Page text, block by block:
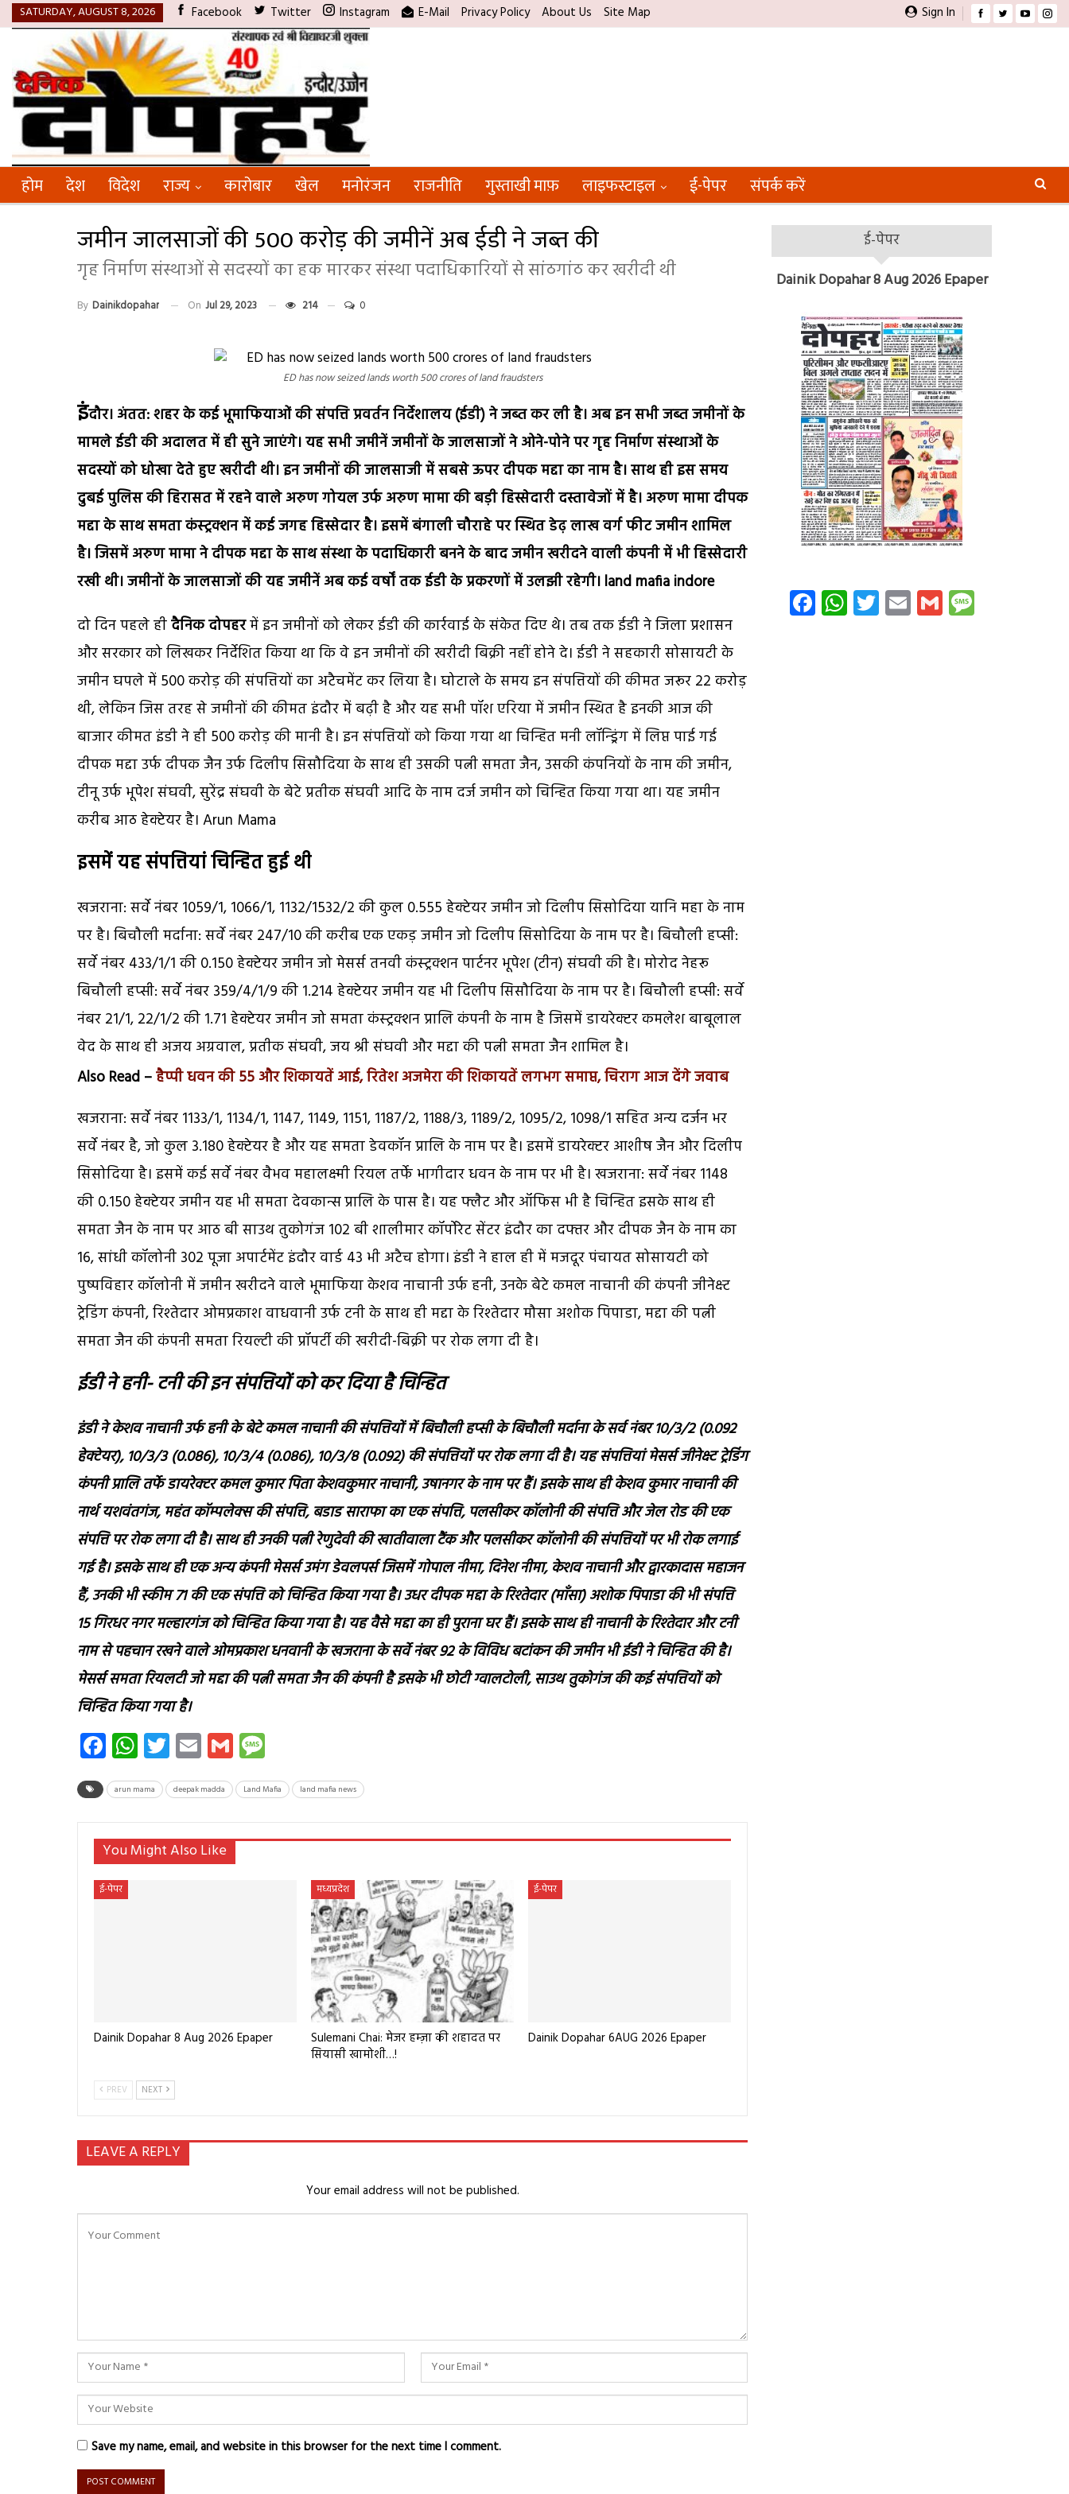
Sign In
SATURDAY, AUGUST 8, 2026 Facebook Twitter Instagram E-Mail Privacy Policy About Us Site Map
होम देश विदेश राज्य कारोबार खेल मनोरंजन राजनीति गुस्ताखी माफ़ लाइफस्टाइल ई-पेपर संपर्क करें
जमीन जालसाजों की 500 करोड़ की जमीनें अब ईडी ने जब्त की
गृह निर्माण संस्थाओं से सदस्यों का हक मारकर संस्था पदाधिकारियों से सांठगांठ कर खरीदी थी
By Dainikdopahar On Jul 29, 2023 214 0
ED has now seized lands worth 500 crores of land fraudsters
इंदौर। अंतत: शहर के कई भूमाफियाओं की संपत्ति प्रवर्तन निर्देशालय (ईडी) ने जब्त कर ली है। अब इन सभी जब्त जमीनों के
मामले ईडी की अदालत में ही सुने जाएंगे। यह सभी जमीनें जमीनों के जालसाजों ने ओने-पोने पर गृह निर्माण संस्थाओं के
सदस्यों को धोखा देते हुए खरीदी थी। इन जमीनों की जालसाजी में सबसे ऊपर दीपक मद्दा का नाम है। साथ ही इस समय
दुबई पुलिस की हिरासत में रहने वाले अरुण गोयल उर्फ अरुण मामा की बड़ी हिस्सेदारी दस्तावेजों में है। अरुण मामा दीपक
मद्दा के साथ समता कंस्ट्रक्शन में कई जगह हिस्सेदार है। इसमें बंगाली चौराहे पर स्थित डेढ़ लाख वर्ग फीट जमीन शामिल
है। जिसमें अरुण मामा ने दीपक मद्दा के साथ संस्था के पदाधिकारी बनने के बाद जमीन खरीदने वाली कंपनी में भी हिस्सेदारी
रखी थी। जमीनों के जालसाजों की यह जमीनें अब कई वर्षों तक ईडी के प्रकरणों में उलझी रहेगी। land mafia indore
दो दिन पहले हीदैनिक दोपहरमें इन जमीनों को लेकर ईडी की कार्रवाई के संकेत दिए थे। तब तक ईडी ने जिला प्रशासन
और सरकार को लिखकर निर्देशित किया था कि वे इन जमीनों की खरीदी बिक्री नहीं होने दे। ईडी ने सहकारी सोसायटी के
जमीन घपले में 500 करोड़ की संपत्तियों का अटैचमेंट कर लिया है। घोटाले के समय इन संपत्तियों की कीमत जरूर 22 करोड़
थी, लेकिन जिस तरह से जमीनों की कीमत इंदौर में बढ़ी है और यह सभी पॉश एरिया में जमीन स्थित है इनकी आज की
बाजार कीमत इंडी ने ही 500 करोड़ की मानी है। इन संपत्तियों को किया गया था चिन्हित मनी लॉन्ड्रिंग में लिप्त पाई गई
दीपक मद्दा उर्फ दीपक जैन उर्फ दिलीप सिसौदिया के साथ ही उसकी पत्नी समता जैन, उसकी कंपनियों के नाम की जमीन,
टीनू उर्फ भूपेश संघवी, सुरेंद्र संघवी के बेटे प्रतीक संघवी आदि के नाम दर्ज जमीन को चिन्हित किया गया था। यह जमीन
करीब आठ हेक्टेयर है। Arun Mama
इसमें यह संपत्तियां चिन्हित हुई थी
खजराना: सर्वे नंबर 1059/1, 1066/1, 1132/1532/2 की कुल 0.555 हेक्टेयर जमीन जो दिलीप सिसोदिया यानि महा के नाम
पर है। बिचौली मर्दाना: सर्वे नंबर 247/10 की करीब एक एकड़ जमीन जो दिलीप सिसोदिया के नाम पर है। बिचौली हप्सी:
सर्वे नंबर 433/1/1 की 0.150 हेक्टेयर जमीन जो मेसर्स तनवी कंस्ट्रक्शन पार्टनर भूपेश (टीन) संघवी की है। मोरोद नेहरू
बिचौली हप्सी: सर्वे नंबर 359/4/1/9 की 1.214 हेक्टेयर जमीन यह भी दिलीप सिसौदिया के नाम पर है। बिचौली हप्सी: सर्वे
नंबर 21/1, 22/1/2 की 1.71 हेक्टेयर जमीन जो समता कंस्ट्रक्शन प्रालि कंपनी के नाम है जिसमें डायरेक्टर कमलेश बाबूलाल
वेद के साथ ही अजय अग्रवाल, प्रतीक संघवी, जय श्री संघवी और मद्दा की पत्नी समता जैन शामिल है।
Also Read –हैप्पी धवन की 55 और शिकायतें आई, रितेश अजमेरा की शिकायतें लगभग समाप्त, चिराग आज देंगे जवाब
खजराना: सर्वे नंबर 1133/1, 1134/1, 1147, 1149, 1151, 1187/2, 1188/3, 1189/2, 1095/2, 1098/1 सहित अन्य दर्जन भर
सर्वे नंबर है, जो कुल 3.180 हेक्टेयर है और यह समता डेवकॉन प्रालि के नाम पर है। इसमें डायरेक्टर आशीष जैन और दिलीप
सिसोदिया है। इसमें कई सर्वे नंबर वैभव महालक्ष्मी रियल तर्फे भागीदार धवन के नाम पर भी है। खजराना: सर्वे नंबर 1148
की 0.150 हेक्टेयर जमीन यह भी समता देवकान्स प्रालि के पास है। यह फ्लैट और ऑफिस भी है चिन्हित इसके साथ ही
समता जैन के नाम पर आठ बी साउथ तुकोगंज 102 बी शालीमार कॉर्पोरेट सेंटर इंदौर का दफ्तर और दीपक जैन के नाम का
16, सांधी कॉलोनी 302 पूजा अपार्टमेंट इंदौर वार्ड 43 भी अटैच होगा। इंडी ने हाल ही में मजदूर पंचायत सोसायटी को
पुष्पविहार कॉलोनी में जमीन खरीदने वाले भूमाफिया केशव नाचानी उर्फ हनी, उनके बेटे कमल नाचानी की कंपनी जीनेक्स्ट
ट्रेडिंग कंपनी, रिश्तेदार ओमप्रकाश वाधवानी उर्फ टनी के साथ ही मद्दा के रिश्तेदार मौसा अशोक पिपाडा, मद्दा की पत्नी
समता जैन की कंपनी समता रियल्टी की प्रॉपर्टी की खरीदी-बिक्री पर रोक लगा दी है।
ईडी ने हनी- टनी की इन संपत्तियों को कर दिया है चिन्हित
इंडी ने केशव नाचानी उर्फ हनी के बेटे कमल नाचानी की संपत्तियों में बिचौली हप्सी के बिचौली मर्दाना के सर्व नंबर 10/3/2 (0.092
हेक्टेयर), 10/3/3 (0.086), 10/3/4 (0.086), 10/3/8 (0.092) की संपत्तियों पर रोक लगा दी है। यह संपत्तियां मेसर्स जीनेक्स्ट ट्रेडिंग
कंपनी प्रालि तर्फे डायरेक्टर कमल कुमार पिता केशवकुमार नाचानी, उषानगर के नाम पर हैं। इसके साथ ही केशव कुमार नाचानी की
नार्थ यशवंतगंज, महंत कॉम्पलेक्स की संपत्ति, बडाड साराफा का एक संपत्ति, पलसीकर कॉलोनी की संपत्ति और जेल रोड की एक
संपत्ति पर रोक लगा दी है। साथ ही उनकी पत्नी रेणुदेवी की खातीवाला टैंक और पलसीकर कॉलोनी की संपत्तियों पर भी रोक लगाई
गई है। इसके साथ ही एक अन्य कंपनी मेसर्स उमंग डेवलपर्स जिसमें गोपाल नीमा, दिनेश नीमा, केशव नाचानी और द्वारकादास महाजन
हैं, उनकी भी स्कीम 71 की एक संपत्ति को चिन्हित किया गया है। उधर दीपक मद्दा के रिश्तेदार (माँसा) अशोक पिपाडा की भी संपत्ति
15 गिरधर नगर मल्हारगंज को चिन्हित किया गया है। यह वैसे मद्दा का ही पुराना घर हैं। इसके साथ ही नाचानी के रिश्तेदार और टनी
नाम से पहचान रखने वाले ओमप्रकाश धनवानी के खजराना के सर्वे नंबर 92 के विविध बटांकन की जमीन भी ईडी ने चिन्हित की है।
मेसर्स समता रियलटी जो मद्दा की पत्नी समता जैन की कंपनी है इसके भी छोटी ग्वालटोली, साउथ तुकोगंज की कई संपत्तियों को
चिन्हित किया गया है।
Facebook
WhatsApp
Twitter
EmailGmail
arun mama deepak madda Land Mafia land mafia news
You Might Also Like
ई-पेपर
Dainik Dopahar 8 Aug 2026 Epaper
मध्यप्रदेश
Sulemani Chai: मेजर हम्ज़ा की शहादत पर
सियासी खामोशी…!
ई-पेपर
Dainik Dopahar 6AUG 2026 Epaper
PREV NEXT
LEAVE A REPLY
Your email address will not be published.
Save my name, email, and website in this browser for the next time I comment.
ई-पेपर
Dainik Dopahar 8 Aug 2026 Epaper
Facebook
WhatsApp
Twitter
Email
GmailMessage